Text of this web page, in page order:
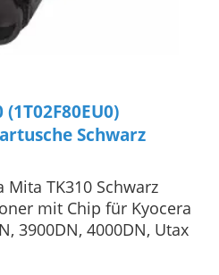
Schwarz
Mita TK310 Schwarz
mit Chip für Kyocera
3900DN, 4000DN, Utax